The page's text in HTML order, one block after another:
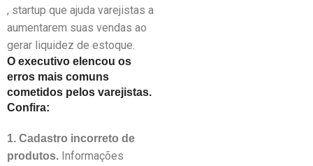
, startup que ajuda varejistas a
aumentarem suas vendas ao
gerar liquidez de estoque.
O executivo elencou os
erros mais comuns
cometidos pelos varejistas.
Confira:
1. Cadastro incorreto de
produtos. Informações